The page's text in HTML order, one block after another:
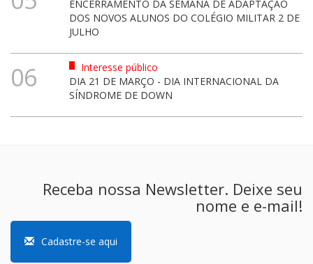
ENCERRAMENTO DA SEMANA DE ADAPTAÇÃO
DOS NOVOS ALUNOS DO COLÉGIO MILITAR 2 DE
JULHO
06
Interesse público
DIA 21 DE MARÇO - DIA INTERNACIONAL DA
SÍNDROME DE DOWN
Receba nossa Newsletter. Deixe seu
nome e e-mail!
Cadastre-se aqui